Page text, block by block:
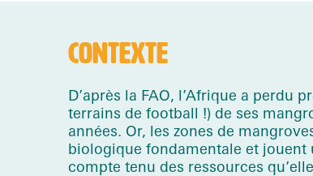
CONTEXTE
D’après la FAO, l’Afrique a perdu
terrains de football !) de ses
années. Or, les zones de
biologique fondamentale et jouent
compte tenu des ressources